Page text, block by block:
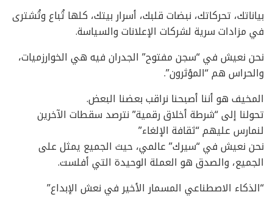
بياناتك، تحركاتك، نبضات قلبك، أسرار بيتك، كلها تُباع وتُشترى
في مزادات سرية لشركات الإعلانات والسياسة.
نحن نعيش في “سجن مفتوح” الجدران فيه هي الخوارزميات،
والحراس هم “المؤثرون”.
المخيف هو أننا أصبحنا نراقب بعضنا البعض.
تحولنا إلى “شرطة أخلاق رقمية” نترصد سقطات الآخرين
لنمارس عليهم “ثقافة الإلغاء”
نحن نعيش في “سيرك” عالمي، حيث الجميع يمثل على
الجميع، والصدق هو العملة الوحيدة التي أفلست.
“الذكاء الاصطناعي المسمار الأخير في نعش الإبداع”